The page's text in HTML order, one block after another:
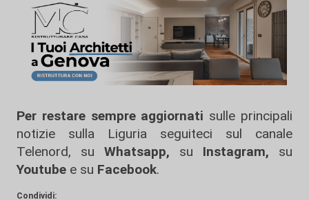
Per restare sempre aggiornati sulle principali
notizie sulla Liguria seguiteci sul canale
Telenord, su
Whatsapp, su Instagram, su
Youtube e su Facebook.
Condividi: